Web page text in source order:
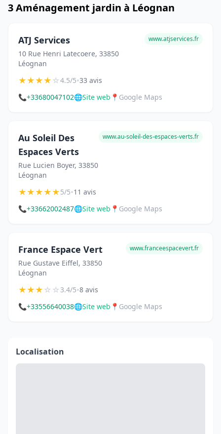
3 Aménagement jardin à Léognan
ATJ Services
10 Rue Henri Latecoere, 33850
Léognan
www.atjservices.fr
★★★★☆4.5/5•33 avis
📞+33680047102🌐Site web 📍 Google Maps
Au Soleil Des
Espaces Verts
Rue Lucien Boyer, 33850
Léognan
www.au-soleil-des-espaces-verts.fr
★★★★★5/5•11 avis
📞+33662002487🌐Site web 📍 Google Maps
France Espace Vert
Rue Gustave Eiffel, 33850
Léognan
www.franceespacevert.fr
★★★☆☆3.4/5•8 avis
📞+33556640038🌐Site web 📍 Google Maps
Localisation